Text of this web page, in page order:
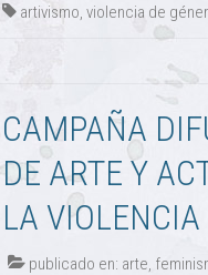
artivismo, violencia de
CAMPAÑA
DE ARTE Y
LA VIOLENCIA
publicado en: arte,